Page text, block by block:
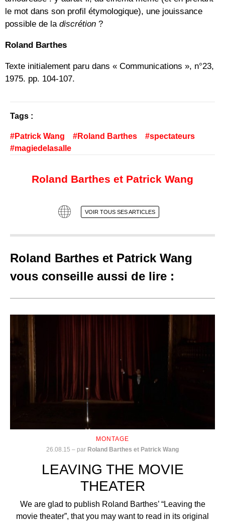
le mot dans son profil étymologique), une jouissance
possible de la discrétion ?
Roland Barthes
Texte initialement paru dans « Communications », n°23,
1975. pp. 104-107.
Tags :
Patrick Wang Roland Barthes
spectateurs
magiedelasalle
Roland Barthes et Patrick Wang
VOIR TOUS SES ARTICLES
Roland Barthes et Patrick Wang
vous conseille aussi de lire :
MONTAGE
26.08.15 – par Roland Barthes et Patrick Wang
LEAVING THE MOVIE
THEATER
We are glad to publish Roland Barthes’ “Leaving the
movie theater”, that you may want to read in its original